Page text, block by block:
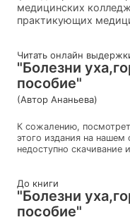
медицинских
практикующих
Читать онлайн
"Болезни
пособие"
(Автор Ананьева)
К сожалению,
этого издания на
недоступно скачивание
До книги
"Болезни
пособие"